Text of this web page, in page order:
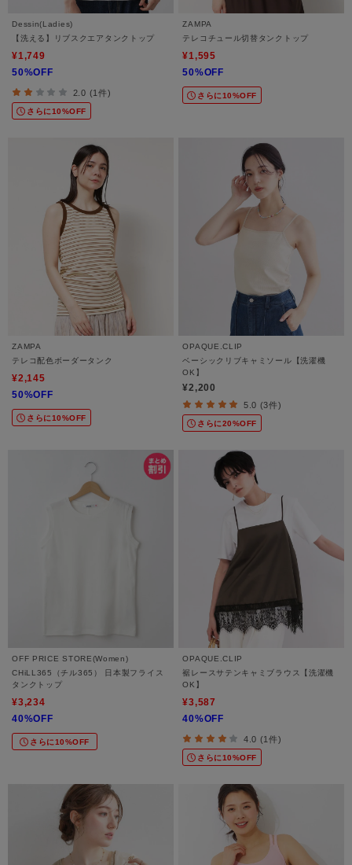
Dessin(Ladies)
【洗える】リブスクエアタンクトップ
¥1,749
50%OFF
2.0 (1件)
さらに10%OFF
ZAMPA
テレコチュール切替タンクトップ
¥1,595
50%OFF
さらに10%OFF
ZAMPA
テレコ配色ボーダータンク
¥2,145
50%OFF
さらに10%OFF
OPAQUE.CLIP
ベーシックリブキャミソール【洗濯機
OK】
¥2,200
5.0 (3件)
さらに20%OFF
OFF PRICE STORE(Women)
CHiLL365（チル365） 日本製フライス
タンクトップ
¥3,234
40%OFF
さらに10%OFF
OPAQUE.CLIP
裾レースサテンキャミブラウス【洗濯機
OK】
¥3,587
40%OFF
4.0 (1件)
さらに10%OFF